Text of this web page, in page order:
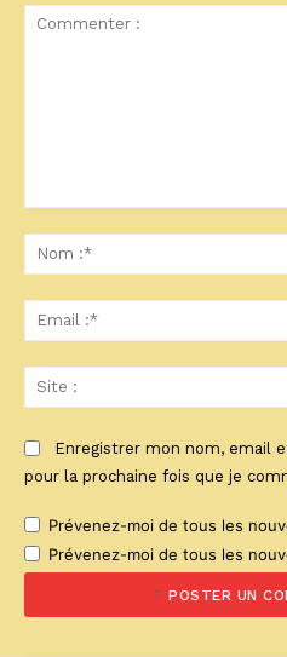
Enregistrer mon nom, email
pour la prochaine fois que je
Prévenez-moi de tous les
Prévenez-moi de tous les